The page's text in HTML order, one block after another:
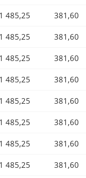
1 485,25 381,60
1 485,25 381,60
1 485,25 381,60
1 485,25 381,60
1 485,25 381,60
1 485,25 381,60
1 485,25 381,60
1 485,25 381,60